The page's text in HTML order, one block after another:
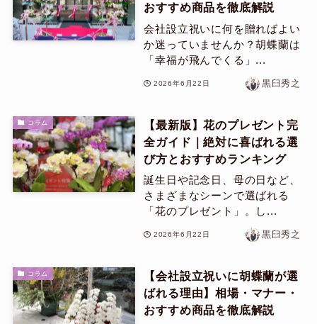
おすすめ商品を徹底解説
会社設立祝いに何を贈ればよい
か迷っていませんか？胡蝶蘭は
「幸福が飛んでくる」...
2026年6月22日 黒臼秀之
コラム
【最新版】花のプレゼント完
全ガイド｜絶対に喜ばれる選
び方とおすすめランキング
誕生日や記念日、母の日など、
さまざまなシーンで選ばれる
「花のプレゼント」。し...
2026年6月22日 黒臼秀之
コラム
【会社設立祝いに胡蝶蘭が選
ばれる理由】相場・マナー・
おすすめ商品を徹底解説